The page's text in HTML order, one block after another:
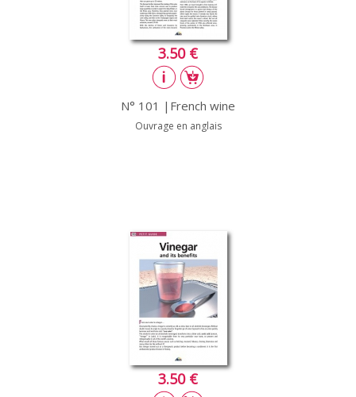
3.50 €
N° 101 |French wine
Ouvrage en anglais
3.50 €